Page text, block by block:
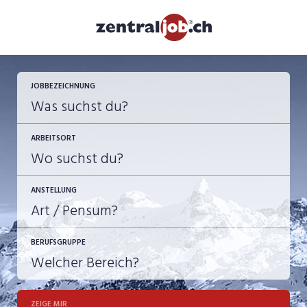
JOBBEZEICHNUNG
ARBEITSORT
ANSTELLUNG
JOB-TYP
10-100%
Festanstellung
BERUFSGRUPPE
ZEIGE MIR